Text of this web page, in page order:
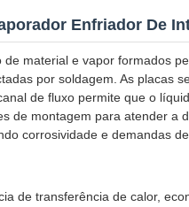
Enfriador De
material e vapor formados
por soldagem. As placas
de fluxo permite que o
de montagem para atender a
corrosividade e demandas
de transferência de calor,